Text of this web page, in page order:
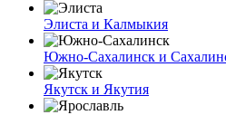
Элиста и Калмыкия
Южно-Сахалинск и
Якутск и Якутия